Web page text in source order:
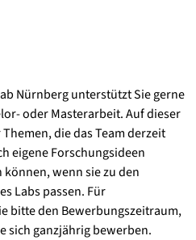
Nürnberg unterstützt Sie gerne
oder Masterarbeit. Auf dieser
die das Team derzeit
eigene Forschungsideen
wenn sie zu den
Labs passen. Für
bitte den Bewerbungszeitraum,
sich ganzjährig bewerben.